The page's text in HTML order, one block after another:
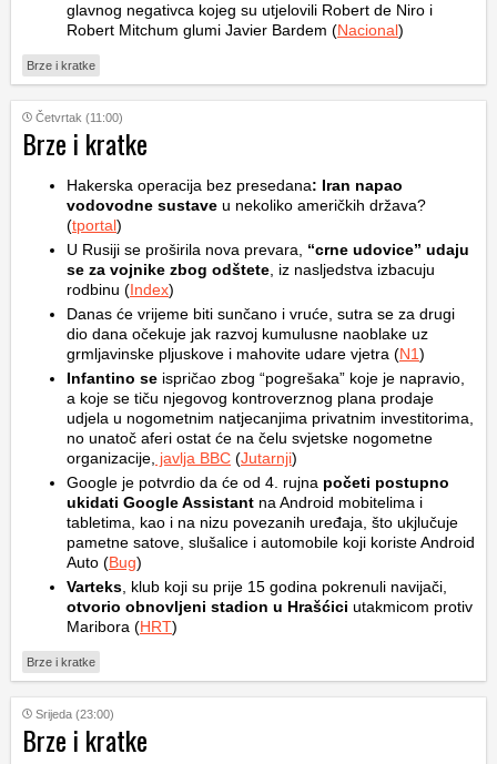
glavnog negativca kojeg su utjelovili Robert de Niro i
Robert Mitchum glumi Javier Bardem (Nacional)
Brze i kratke
Četvrtak (11:00)
Brze i kratke
Hakerska operacija bez presedana: Iran napao
vodovodne sustave u nekoliko američkih država?
(tportal)
U Rusiji se proširila nova prevara, “crne udovice” udaju
se za vojnike zbog odštete , iz nasljedstva izbacuju
rodbinu (Index)
Danas će vrijeme biti sunčano i vruće, sutra se za drugi
dio dana očekuje jak razvoj kumulusne naoblake uz
grmljavinske pljuskove i mahovite udare vjetra (N1)
Infantino se ispričao zbog “pogrešaka” koje je napravio,
a koje se tiču njegovog kontroverznog plana prodaje
udjela u nogometnim natjecanjima privatnim investitorima,
no unatoč aferi ostat će na čelu svjetske nogometne
organizacije, javlja BBC (Jutarnji)
Google je potvrdio da će od 4. rujna početi postupno
ukidati Google Assistant na Android mobitelima i
tabletima, kao i na nizu povezanih uređaja, što ukjlučuje
pametne satove, slušalice i automobile koji koriste Android
Auto (Bug)
Varteks , klub koji su prije 15 godina pokrenuli navijači,
otvorio obnovljeni stadion u Hrašćici utakmicom protiv
Maribora (HRT)
Brze i kratke
Srijeda (23:00)
Brze i kratke